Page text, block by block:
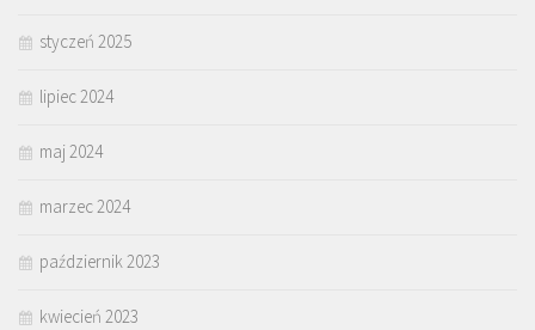
styczeń 2025
lipiec 2024
maj 2024
marzec 2024
październik 2023
kwiecień 2023